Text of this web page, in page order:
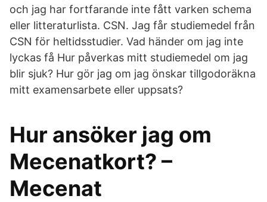
och jag har fortfarande inte fått varken schema
eller litteraturlista. CSN. Jag får studiemedel från
CSN för heltidsstudier. Vad händer om jag inte
lyckas få Hur påverkas mitt studiemedel om jag
blir sjuk? Hur gör jag om jag önskar tillgodoräkna
mitt examensarbete eller uppsats?
Hur ansöker jag om
Mecenatkort? –
Mecenat